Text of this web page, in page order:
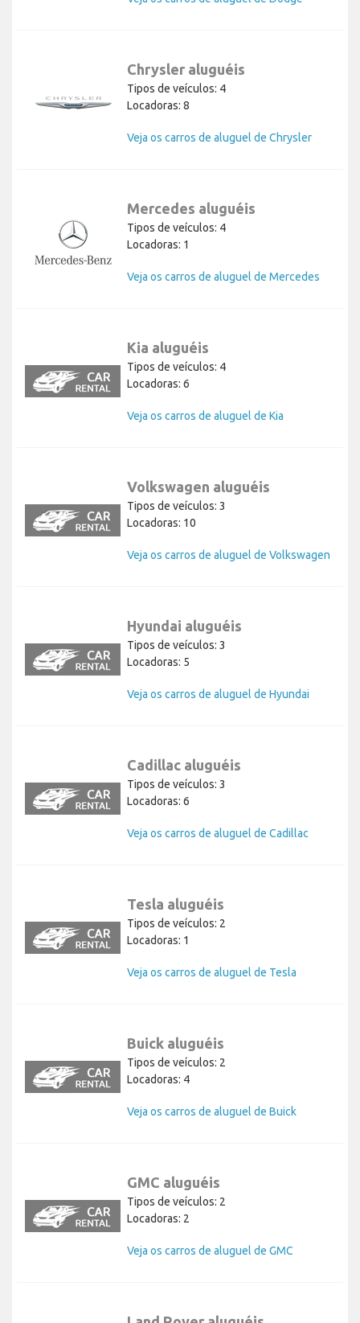
Chrysler aluguéis
Tipos de veículos: 4
Locadoras: 8
Veja os carros de aluguel de Chrysler
Mercedes aluguéis
Tipos de veículos: 4
Locadoras: 1
Veja os carros de aluguel de Mercedes
Kia aluguéis
Tipos de veículos: 4
Locadoras: 6
Veja os carros de aluguel de Kia
Volkswagen aluguéis
Tipos de veículos: 3
Locadoras: 10
Veja os carros de aluguel de Volkswagen
Hyundai aluguéis
Tipos de veículos: 3
Locadoras: 5
Veja os carros de aluguel de Hyundai
Cadillac aluguéis
Tipos de veículos: 3
Locadoras: 6
Veja os carros de aluguel de Cadillac
Tesla aluguéis
Tipos de veículos: 2
Locadoras: 1
Veja os carros de aluguel de Tesla
Buick aluguéis
Tipos de veículos: 2
Locadoras: 4
Veja os carros de aluguel de Buick
GMC aluguéis
Tipos de veículos: 2
Locadoras: 2
Veja os carros de aluguel de GMC